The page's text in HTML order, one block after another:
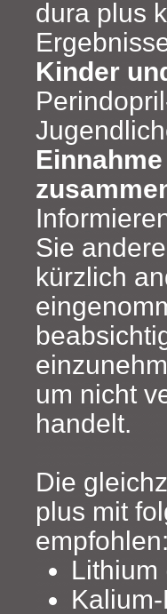
dura plus
Kinder
Sie
kürzlich
um nicht
handelt.
Die
plus mit
empfohlen:
Lithium